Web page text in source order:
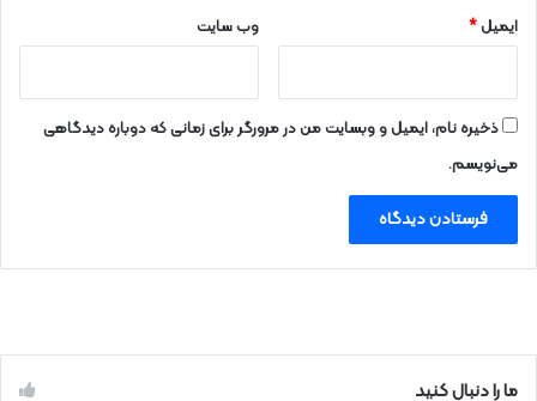
ایمیل* وب‌ سایت
ذخیره نام، ایمیل و وبسایت من در مرورگر برای زمانی که دوباره دیدگاهی
می‌نویسم.
ما را دنبال کنید